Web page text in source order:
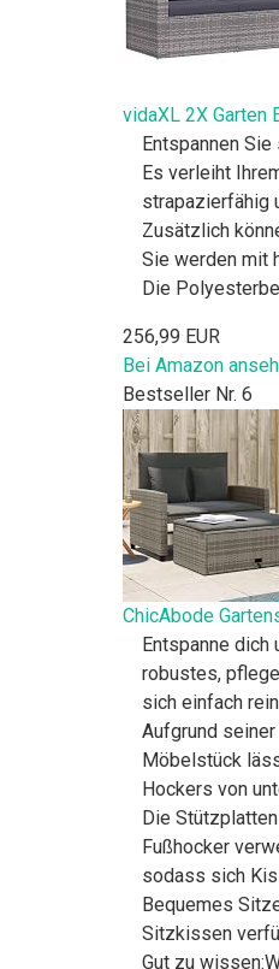
vidaXL 2X Garten
Entspannen
Es verleiht
strapazierfähig
Zusätzlich
Sie werden mit
Die
256,99 EUR
Bei Amazon
Bestseller Nr. 6
ChicAbode
Entspanne dich
robustes,
sich einfach
Aufgrund
Möbelstück
Hockers von
Die
Fußhocker
sodass sich
Bequemes
Sitzkissen
Gut zu